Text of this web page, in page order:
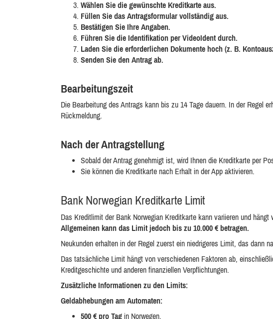
Wählen Sie die gewünschte Kreditkarte aus.
Füllen Sie das Antragsformular vollständig aus.
Bestätigen Sie Ihre Angaben.
Führen Sie die Identifikation per VideoIdent durch.
Laden Sie die erforderlichen Dokumente hoch (z. B.
Senden Sie den Antrag ab.
Bearbeitungszeit
Die Bearbeitung des Antrags kann bis zu 14 Tage dauern. In der Regel
Rückmeldung.
Nach der Antragstellung
Sobald der Antrag genehmigt ist, wird Ihnen die Kreditkarte per
Sie können die Kreditkarte nach Erhalt in der App aktivieren.
Bank Norwegian Kreditkarte Limit
Das Kreditlimit der Bank Norwegian Kreditkarte kann variieren und
Allgemeinen kann das Limit jedoch bis zu 10.000 € betragen.
Neukunden erhalten in der Regel zuerst ein niedrigeres Limit, das dann
Das tatsächliche Limit hängt von verschiedenen Faktoren ab,
Kreditgeschichte und anderen finanziellen Verpflichtungen.
Zusätzliche Informationen zu den Limits:
Geldabhebungen am Automaten:
500 € pro Tag in Norwegen.